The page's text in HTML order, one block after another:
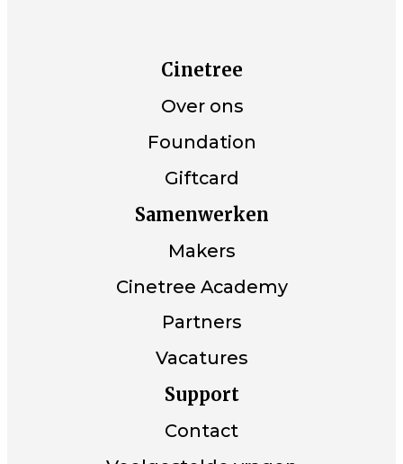
Cinetree
Over ons
Foundation
Giftcard
Samenwerken
Makers
Cinetree Academy
Partners
Vacatures
Support
Contact